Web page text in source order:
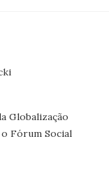
Globalização
Fórum Social